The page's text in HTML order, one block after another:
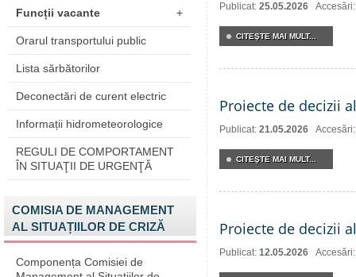
Funcții vacante +
Orarul transportului public
Lista sărbătorilor
Deconectări de curent electric
Informații hidrometeorologice
REGULI DE COMPORTAMENT
ÎN SITUAŢII DE URGENŢĂ
COMISIA DE MANAGEMENT
AL SITUAȚIILOR DE CRIZĂ
Componența Comisiei de
Publicat: 25.05.2026
CITEŞTE MAI MULT...
Proiecte de decizii
Publicat: 21.05.2026
CITEŞTE MAI MULT...
Proiecte de decizii
Publicat: 12.05.2026